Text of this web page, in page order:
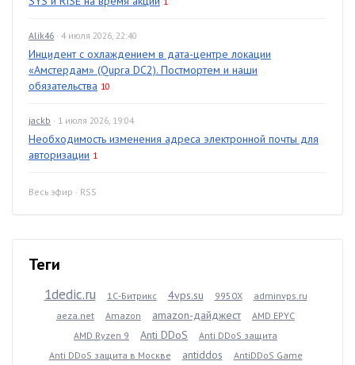
Alik46 · 4 июля 2026, 22:40
Инцидент с охлаждением в дата-центре локации
«Амстердам» (Qupra DC2). Постмортем и наши
обязательства 10
jackb · 1 июля 2026, 19:04
Необходимость изменения адреса электронной почты для
авторизации 1
Весь эфир · RSS
Теги
1dedic.ru 1С-Битрикс 4vps.su 9950X
adminvps.ru
aeza.net
Amazon amazon-дайджест
AMD EPYC
AMD Ryzen 9
Anti DDoS
Anti DDoS защита
Anti DDoS защита в Москве
antiddos
AntiDDoS Game